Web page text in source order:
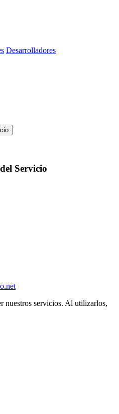
Desarrolladores
Servicio
nuestros servicios. Al utilizarlos,